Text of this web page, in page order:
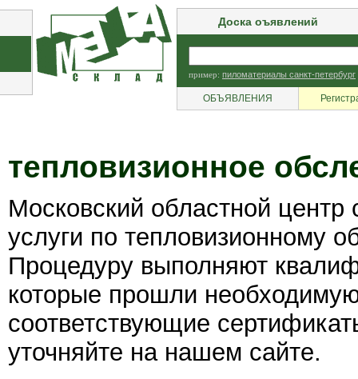
Доска оъявлений
пример: пиломатериалы санкт-петербург
ОБЪЯВЛЕНИЯ
тепловизионное
Московский областной центр
услуги по тепловизионному
Процедуру выполняют
которые прошли
соответствующие
уточняйте на нашем сайте.